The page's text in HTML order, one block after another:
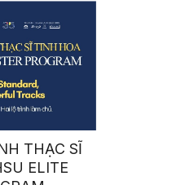
THẠC SĨ
ELITE